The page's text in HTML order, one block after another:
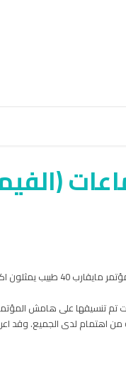
تنسيقها على هامش
من اهتمام لدى الجميع. وقد